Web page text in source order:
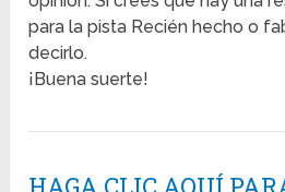
para la pista Recién hecho o
decirlo.
¡Buena suerte!